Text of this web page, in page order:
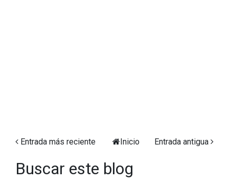
Entrada más reciente Entrada antigua
Inicio
Buscar este blog